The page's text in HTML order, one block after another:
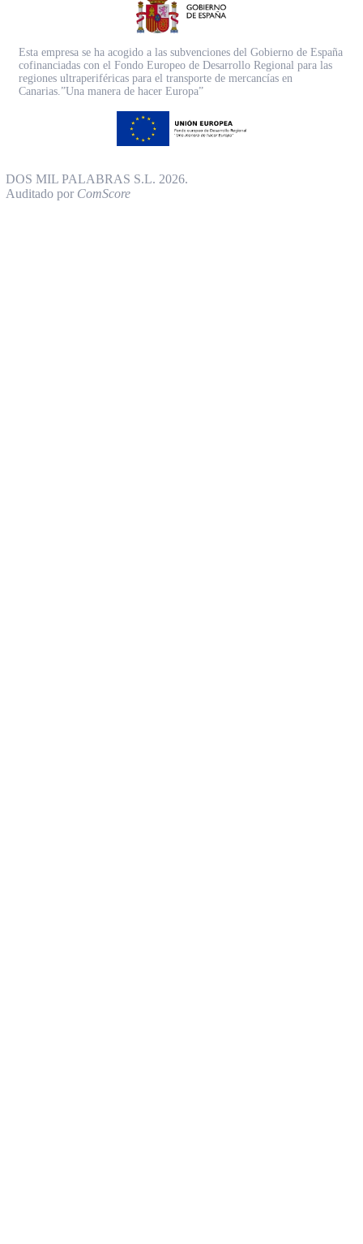
Esta empresa se ha acogido a las subvenciones del Gobierno de España
cofinanciadas con el Fondo Europeo de Desarrollo Regional para las
regiones ultraperiféricas para el transporte de mercancías en
Canarias.”Una manera de hacer Europa”
DOS MIL PALABRAS S.L. 2026.
Auditado por ComScore